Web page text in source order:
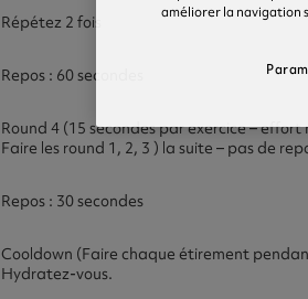
Répétez 2 fois
Repos : 60 secondes
Round 4 (15 secondes par exercice – effort
Faire les round 1, 2, 3 ) la suite – pas de
Repos : 30 secondes
Cooldown (Faire chaque étirement
Hydratez-vous.
améliorer la navigation